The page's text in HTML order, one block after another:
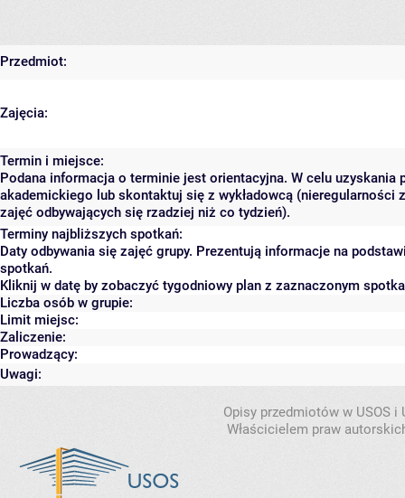
Przedmiot:
Zajęcia:
Termin i miejsce:
Podana informacja o terminie jest orientacyjna. W celu
akademickiego lub skontaktuj się z wykładowcą (nieregularności
zajęć odbywających się rzadziej niż co tydzień).
Terminy najbliższych spotkań:
Daty odbywania się zajęć grupy. Prezentują informacje na
spotkań.
Kliknij w datę by zobaczyć tygodniowy plan z zaznaczonym
Liczba osób w grupie:
Limit miejsc:
Zaliczenie:
Prowadzący:
Uwagi:
Opisy przedmiotów w USOS
Właścicielem praw